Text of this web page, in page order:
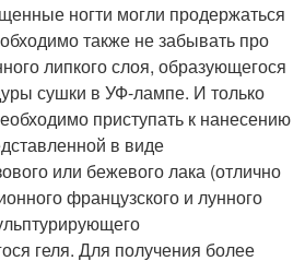
ногти могли продержаться
также не забывать про
липкого слоя, образующегося
сушки в УФ-лампе. И только
приступать к нанесению
в виде
или бежевого лака (отлично
французского и лунного
геля. Для получения более